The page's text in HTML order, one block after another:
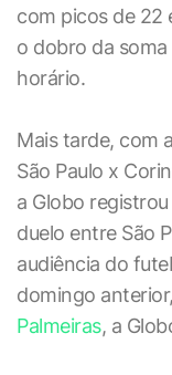
com picos de 22
o dobro da
horário.
Mais tarde, com
São Paulo x
a Globo
duelo entre São
audiência do
domingo anterior,
Palmeiras, a